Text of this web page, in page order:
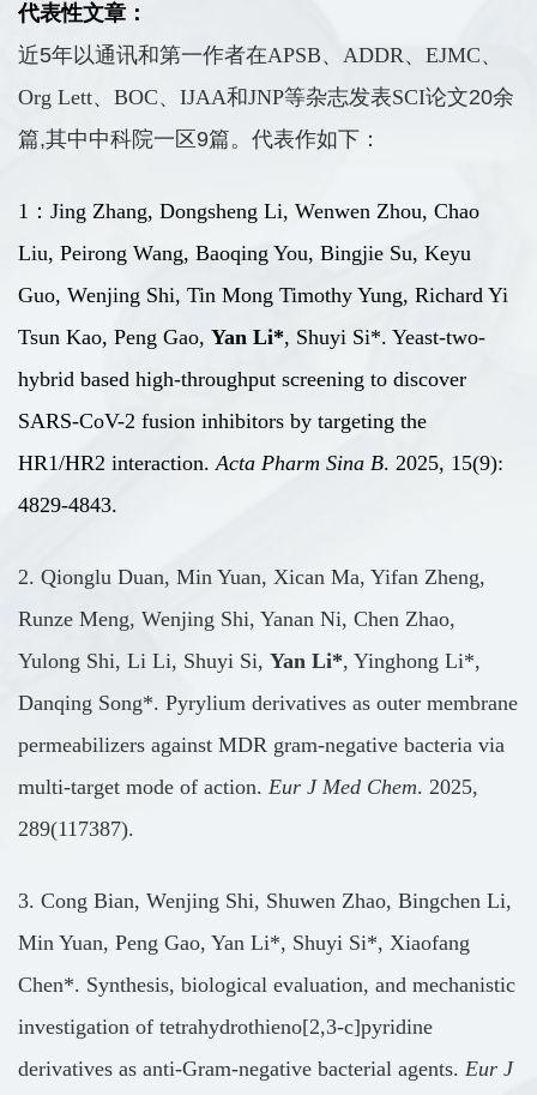
代表性文章：
近5年以通讯和第一作者在APSB、ADDR、EJMC、
Org Lett、BOC、IJAA和JNP等杂志发表SCI论文20余
篇,其中中科院一区9篇。代表作如下：
1 ： Jing Zhang, Dongsheng Li, Wenwen Zhou, Chao
Liu, Peirong Wang, Baoqing You, Bingjie Su, Keyu
Guo, Wenjing Shi, Tin Mong Timothy Yung, Richard Yi
Tsun Kao, Peng Gao, Yan Li*, Shuyi Si*. Yeast-two-
hybrid based high-throughput screening to discover
SARS-CoV-2 fusion inhibitors by targeting the
HR1/HR2 interaction.Acta Pharm Sina B. 2025, 15(9):
4829-4843.
2. Qionglu Duan, Min Yuan, Xican Ma, Yifan Zheng,
Runze Meng, Wenjing Shi, Yanan Ni, Chen Zhao,
Yulong Shi, Li Li, Shuyi Si, Yan Li*, Yinghong Li*,
Danqing Song*. Pyrylium derivatives as outer membrane
permeabilizers against MDR gram-negative bacteria via
multi-target mode of action. Eur J Med Chem. 2025,
289(117387).
3. Cong Bian, Wenjing Shi, Shuwen Zhao, Bingchen Li,
Min Yuan, Peng Gao, Yan Li*, Shuyi Si*, Xiaofang
Chen*. Synthesis, biological evaluation, and mechanistic
investigation of tetrahydrothieno[2,3-c]pyridine
derivatives as anti-Gram-negative bacterial agents. Eur J